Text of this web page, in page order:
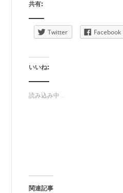
共有:
Twitter Facebook
いいね:
読み込み中...
関連記事